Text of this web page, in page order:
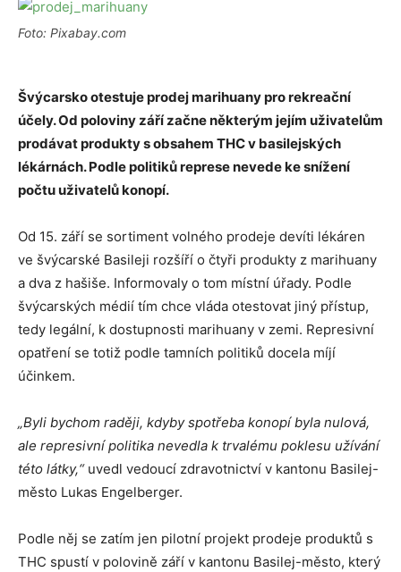
Foto: Pixabay.com
Švýcarsko otestuje prodej marihuany pro rekreační
účely. Od poloviny září začne některým jejím uživatelům
prodávat produkty s obsahem THC v basilejských
lékárnách. Podle politiků represe nevede ke snížení
počtu uživatelů konopí.
Od 15. září se sortiment volného prodeje devíti lékáren
ve švýcarské Basileji rozšíří o čtyři produkty z marihuany
a dva z hašiše. Informovaly o tom místní úřady. Podle
švýcarských médií tím chce vláda otestovat jiný přístup,
tedy legální, k dostupnosti marihuany v zemi. Represivní
opatření se totiž podle tamních politiků docela míjí
účinkem.
„Byli bychom raději, kdyby spotřeba konopí byla nulová,
ale represivní politika nevedla k trvalému poklesu užívání
této látky,“uvedl vedoucí zdravotnictví v kantonu Basilej-
město Lukas Engelberger.
Podle něj se zatím jen pilotní projekt prodeje produktů s
THC spustí v polovině září v kantonu Basilej-město, který